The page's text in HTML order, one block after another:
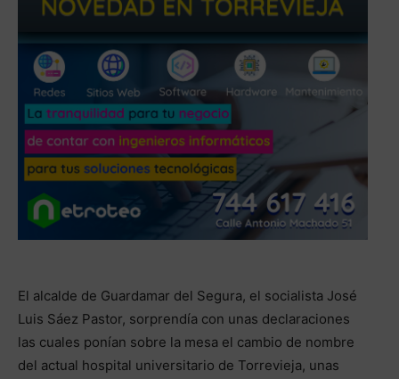
El alcalde de Guardamar del Segura, el socialista José
Luis Sáez Pastor, sorprendía con unas declaraciones
las cuales ponían sobre la mesa el cambio de nombre
del actual hospital universitario de Torrevieja, unas